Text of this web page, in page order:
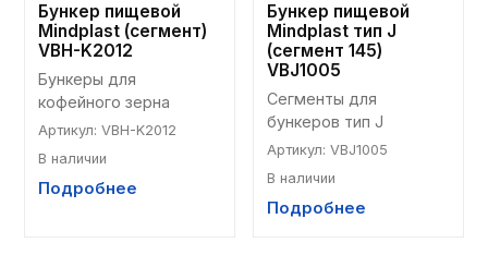
Бункер пищевой
Mindplast (сегмент)
VBH-K2012
Бункеры для
кофейного зерна
Артикул:VBH-K2012
В наличии
Подробнее
Бункер пищевой
Mindplast тип J
(сегмент 145)
VBJ1005
Сегменты для
бункеров тип J
Артикул: VBJ1005
В наличии
Подробнее